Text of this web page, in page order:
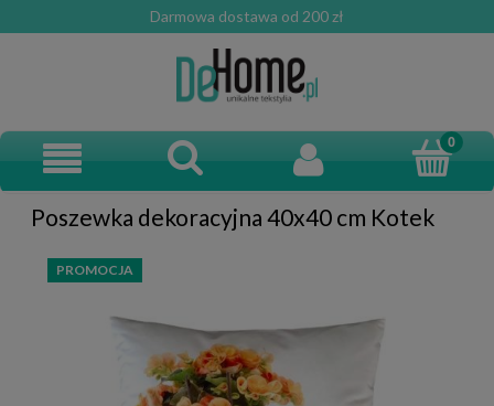
Darmowa dostawa od 200 zł
Poszewka dekoracyjna 40x40 cm Kotek
PROMOCJA